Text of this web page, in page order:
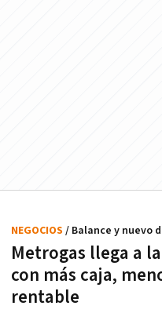
Metrogas llega a
con más caja,
rentable
NEGOCIOS / Balance y nuevo